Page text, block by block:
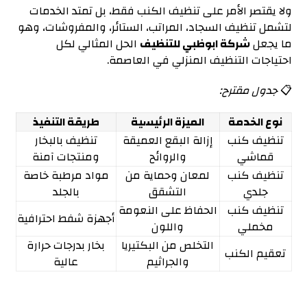
ولا يقتصر الأمر على تنظيف الكنب فقط، بل تمتد الخدمات
لتشمل تنظيف السجاد، المراتب، الستائر، والمفروشات، وهو
ما يجعلشركة ابوظبي للتنظيف الحل المثالي لكل
احتياجات التنظيف المنزلي في العاصمة.
📋جدول مقترح:
نوع الخدمة
الميزة الرئيسية
طريقة التنفيذ
تنظيف كنب
قماشي
إزالة البقع العميقة
والروائح
تنظيف بالبخار
ومنتجات آمنة
تنظيف كنب
جلدي
لمعان وحماية من
التشقق
مواد مرطبة خاصة
بالجلد
تنظيف كنب
مخملي
الحفاظ على النعومة
واللون
أجهزة شفط احترافية
تعقيم الكنب
التخلص من البكتيريا
والجراثيم
بخار بدرجات حرارة
عالية